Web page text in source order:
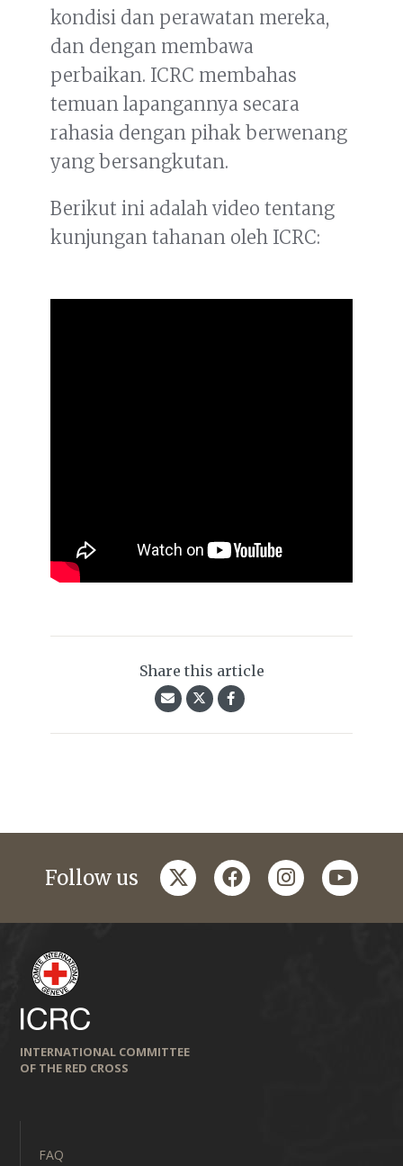
kondisi dan perawatan mereka,
dan dengan membawa
perbaikan. ICRC membahas
temuan lapangannya secara
rahasia dengan pihak berwenang
yang bersangkutan.
Berikut ini adalah video tentang
kunjungan tahanan oleh ICRC:
Share this article
Follow us twitterfacebookinstagramyoutube
INTERNATIONAL COMMITTEE
OF THE RED CROSS
FAQ